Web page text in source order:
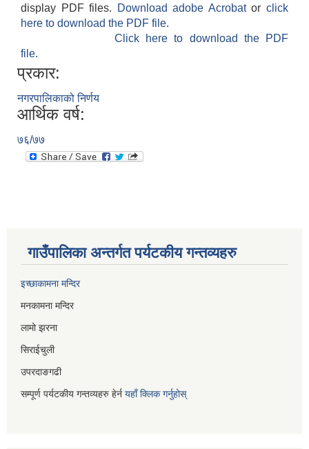
display PDF files.
Download adobe Acrobatorclick
here to download the PDF file.
Click here to download the PDF
file.
प्रकार:
नगरपालिकाको निर्णय
आर्थिक वर्ष:
७६/७७
गाउँपालिका अन्तर्गत पर्यटकीय गन्तव्यहरु
इच्छाकामना मन्दिर
मनकामना मन्दिर
लामो झरना
सिराईचुली
उपरदाङगढी
सम्पूर्ण पर्यटकीय गन्तव्यहरु हेर्न यहाँ क्लिक गर्नुहोस्